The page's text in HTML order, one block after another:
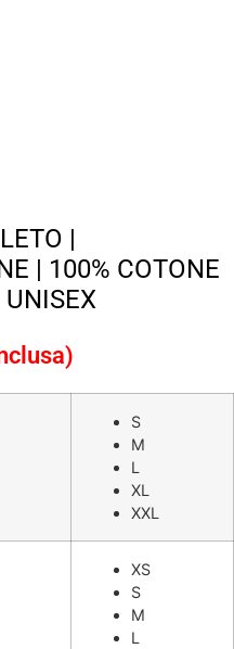
|
| 100% COTONE
S
M
L
XL
XXL
XS
S
M
L